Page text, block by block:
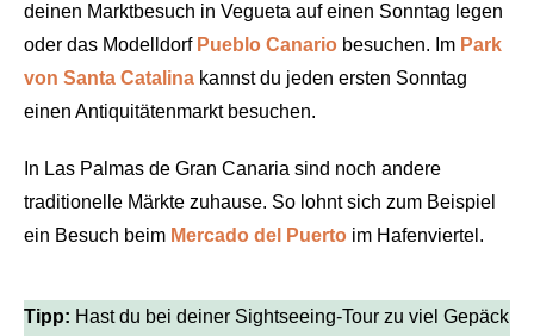
deinen Marktbesuch in Vegueta auf einen Sonntag legen
oder das Modelldorf Pueblo Canario besuchen. Im Park
von Santa Catalina kannst du jeden ersten Sonntag
einen Antiquitätenmarkt besuchen.
In Las Palmas de Gran Canaria sind noch andere
traditionelle Märkte zuhause. So lohnt sich zum Beispiel
ein Besuch beim Mercado del Puerto im Hafenviertel.
Tipp: Hast du bei deiner Sightseeing-Tour zu viel Gepäck